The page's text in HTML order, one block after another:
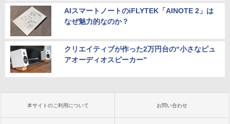
AIスマートノートのiFLYTEK「AINOTE 2」は
なぜ魅力的なのか？
クリエイティブが作った2万円台の“小さなピュ
アオーディオスピーカー”
本サイトのご利用について お問い合わせ